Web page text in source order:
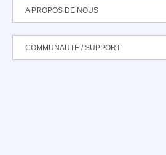
A PROPOS DE NOUS
COMMUNAUTE / SUPPORT